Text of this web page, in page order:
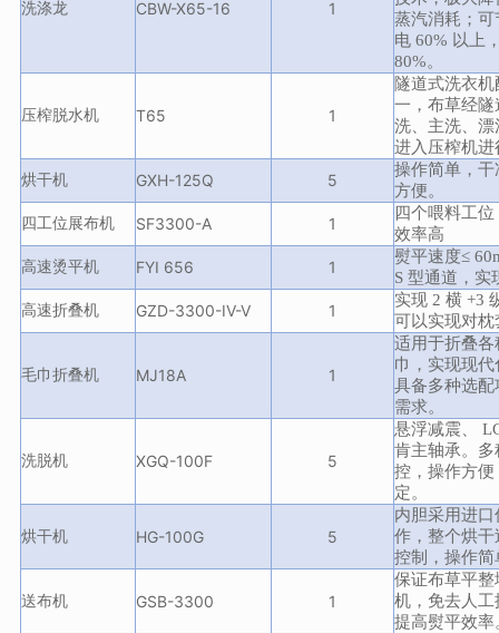
洗涤龙 CBW-X65-16 1
蒸汽消耗；可
电 60% 以上
80%。
压榨脱水机 T65 1
隧道式洗衣
一，布草经
洗、主洗、
进入压榨机
烘干机 GXH-125Q 5
操作简单，
方便。
四工位展布机 SF3300-A 1
四个喂料工
效率高
高速烫平机 FYI 656 1
熨平速度≤
S 型通道，实
高速折叠机 GZD-3300-IV-V 1
实现 2 横 +3
可以实现对枕
毛巾折叠机 MJ18A 1
适用于折叠
巾，实现现
具备多种选
需求。
洗脱机 XGQ-100F 5
悬浮减震、
肯主轴承。
控，操作方
定。
烘干机 HG-100G 5
内胆采用进
作，整个烘
控制，操作简
送布机 GSB-3300 1
保证布草平
机，免去人
提高熨平效率